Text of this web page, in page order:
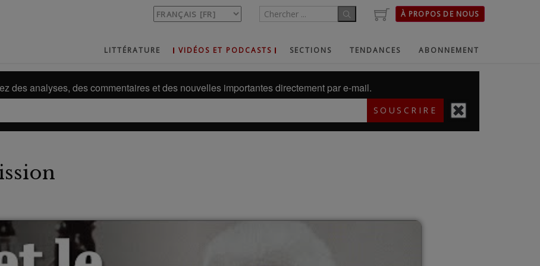
À PROPOS DE NOUS
LITTÉRATURE VIDÉOS ET PODCASTS SECTIONS TENDANCES ABONNEMENT
des analyses, des commentaires et des nouvelles importantes directement par e-mail.
SOUSCRIRE